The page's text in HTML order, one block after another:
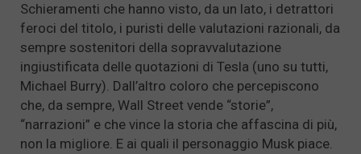
Schieramenti che hanno visto, da un lato, i detrattori
feroci del titolo, i puristi delle valutazioni razionali, da
sempre sostenitori della sopravvalutazione
ingiustificata delle quotazioni di Tesla (uno su tutti,
Michael Burry). Dall’altro coloro che percepiscono
che, da sempre, Wall Street vende “storie”,
“narrazioni” e che vince la storia che affascina di più,
non la migliore. E ai quali il personaggio Musk piace.